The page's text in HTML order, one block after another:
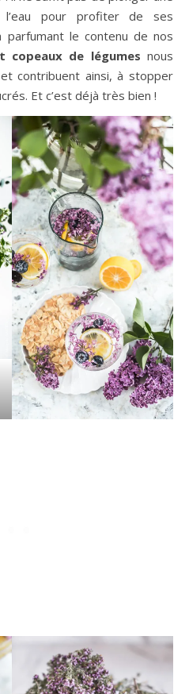
pour profiter de ses
parfumant le contenu de nos
copeaux de légumes nous
contribuent ainsi, à stopper
Et c’est déjà très bien !